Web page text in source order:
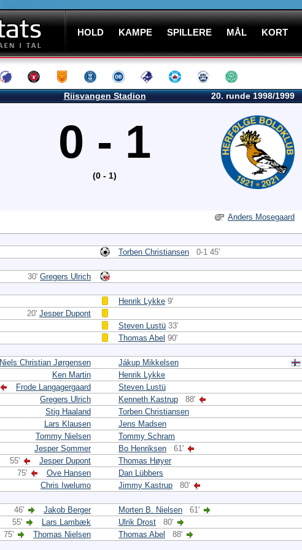
HOLD KAMPE SPILLERE MÅL KORT
Riisvangen Stadion 20. runde 1998/1999
0 - 1
(0 - 1)
Anders Mosegaard
Torben Christiansen 0-1 45'
30' Gregers Ulrich
Henrik Lykke 9'
20' Jesper Dupont
Steven Lustü 33'
Thomas Abel 90'
Niels Christian Jørgensen
Jákup Mikkelsen
Ken Martin
Henrik Lykke
Frode Langagergaard
Steven Lustü
Gregers Ulrich
Kenneth Kastrup
88'
Stig Haaland
Torben Christiansen
Lars Klausen
Jens Madsen
Tommy Nielsen
Tommy Schram
Jesper Sommer
Bo Henriksen
61'
55'
Jesper Dupont
Thomas Høyer
75'
Ove Hansen
Dan Lübbers
Chris Iwelumo
Jimmy Kastrup 80'
46' Jakob Berger Morten B. Nielsen
61'
55'
Lars Lambæk Ulrik Drost
80'
75'
Thomas Nielsen Thomas Abel 88'